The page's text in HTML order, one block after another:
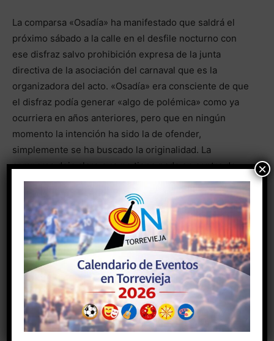
La comparsa «Osadía» ha manifestado que saldrá el
próximo sábado a la calle en el desfile nocturno con
ese disfraz salvo prohibición expresa de la junta
directiva de la asociación del carnaval que es la
organizadora del acto. «Osadía» era consciente de que
el disfraz podía generar «algo de polémica» como ya
ocurriera en años anteriores, pero que en ningún
momento la intención ha sido la de ofender,
simplemente se ha buscado la originalidad. La
comparsa deja claro que no tiene nada en contra de
nadie y menos de la Iglesia y sus creyentes, de hecho
alguna de las componentes de la comparsa participan
en diferentes cofradías de la semana santa
torrevejense
- Anuncio -
×